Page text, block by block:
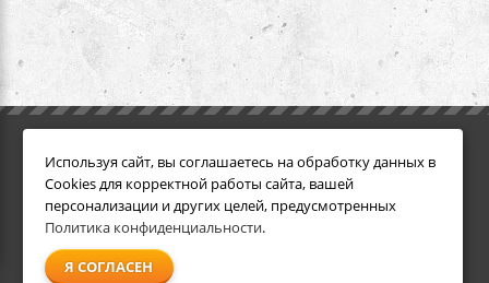
Условия возврата
О компании
Доставка
Оплата
Гарантия и сервис
Акции
Используя сайт, вы соглашаетесь на обработку данных в
Cookies для корректной работы сайта, вашей
персонализации и других целей, предусмотренных
Политика конфиденциальности.
Я СОГЛАСЕН